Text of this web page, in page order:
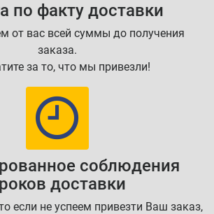
по факту доставки
от вас всей суммы до получения
заказа.
за то, что мы привезли!
соблюдения
доставки
если не успеем привезти Ваш заказ,